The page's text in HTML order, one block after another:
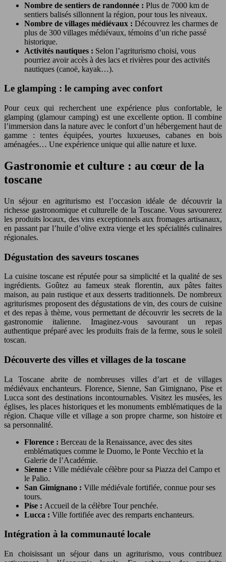
Nombre de sentiers de randonnée : Plus de 7000 km de
sentiers balisés sillonnent la région, pour tous les niveaux.
Nombre de villages médiévaux : Découvrez les charmes de
plus de 300 villages médiévaux, témoins d’un riche passé
historique.
Activités nautiques : Selon l’agriturismo choisi, vous
pourriez avoir accès à des lacs et rivières pour des activités
nautiques (canoë, kayak…).
Le glamping : le camping avec confort
Pour ceux qui recherchent une expérience plus confortable, le
glamping (glamour camping) est une excellente option. Il combine
l’immersion dans la nature avec le confort d’un hébergement haut de
gamme : tentes équipées, yourtes luxueuses, cabanes en bois
aménagées… Une expérience unique qui allie nature et luxe.
Gastronomie et culture : au cœur de la
toscane
Un séjour en agriturismo est l’occasion idéale de découvrir la
richesse gastronomique et culturelle de la Toscane. Vous savourerez
les produits locaux, des vins exceptionnels aux fromages artisanaux,
en passant par l’huile d’olive extra vierge et les spécialités culinaires
régionales.
Dégustation des saveurs toscanes
La cuisine toscane est réputée pour sa simplicité et la qualité de ses
ingrédients. Goûtez au fameux steak florentin, aux pâtes faites
maison, au pain rustique et aux desserts traditionnels. De nombreux
agriturismes proposent des dégustations de vin, des cours de cuisine
et des repas à thème, vous permettant de découvrir les secrets de la
gastronomie italienne. Imaginez-vous savourant un repas
authentique préparé avec les produits frais de la ferme, sous le soleil
toscan.
Découverte des villes et villages de la toscane
La Toscane abrite de nombreuses villes d’art et de villages
médiévaux enchanteurs. Florence, Sienne, San Gimignano, Pise et
Lucca sont des destinations incontournables. Visitez les musées, les
églises, les places historiques et les monuments emblématiques de la
région. Chaque ville et village a son propre charme, son histoire et
sa personnalité.
Florence : Berceau de la Renaissance, avec des sites
emblématiques comme le Duomo, le Ponte Vecchio et la
Galerie de l’Académie.
Sienne : Ville médiévale célèbre pour sa Piazza del Campo et
le Palio.
San Gimignano : Ville médiévale fortifiée, connue pour ses
tours.
Pise : Accueil de la célèbre Tour penchée.
Lucca : Ville fortifiée avec des remparts enchanteurs.
Intégration à la communauté locale
En choisissant un séjour dans un agriturismo, vous contribuez